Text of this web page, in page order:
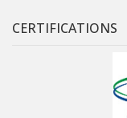
CERTIFICATIONS